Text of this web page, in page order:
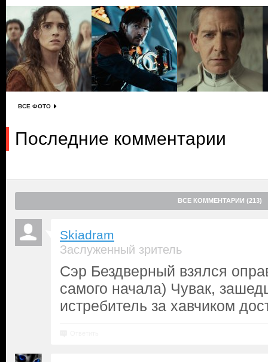
ВСЕ ФОТО
Последние комментарии
ВСЕ КОММЕНТАРИИ (213)
Skiadram
Заслуженный зритель
Сэр Бездверный взялся
самого начала) Чувак,
истребитель за хавчиком